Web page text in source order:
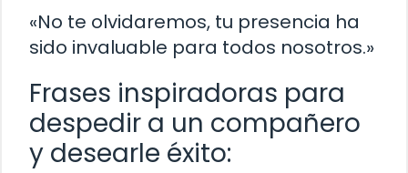
«No te olvidaremos, tu presencia ha
sido invaluable para todos nosotros.»
Frases inspiradoras para
despedir a un compañero
y desearle éxito: